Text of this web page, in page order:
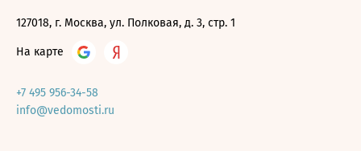
127018, г. Москва, ул. Полковая, д. 3, стр. 1
На карте
+7 495 956-34-58
info@vedomosti.ru